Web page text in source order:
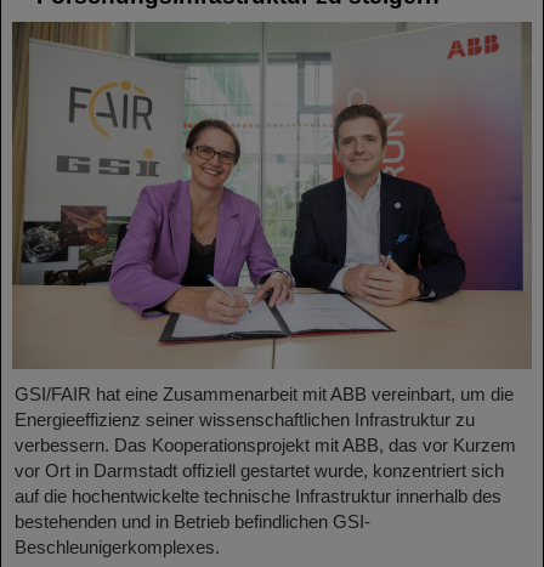
GSI/FAIR hat eine Zusammenarbeit mit ABB vereinbart, um die
Energieeffizienz seiner wissenschaftlichen Infrastruktur zu
verbessern. Das Kooperationsprojekt mit ABB, das vor Kurzem
vor Ort in Darmstadt offiziell gestartet wurde, konzentriert sich
auf die hochentwickelte technische Infrastruktur innerhalb des
bestehenden und in Betrieb befindlichen GSI-
Beschleunigerkomplexes.